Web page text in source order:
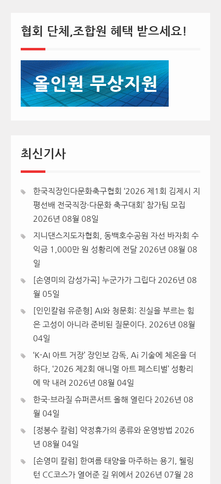
협회 단체,조합원 혜택 받으세요!
최신기사
한국직장인다문화축구협회 ‘2026 제1회 김제시 지
평선배 전국직장·다문화 축구대회’ 참가팀 모집
2026년 08월 08일
지니댄스지도자협회, 동백호수공원 자선 바자회 수
익금 1,000만 원 성황리에 전달 2026년 08월 08
일
[손영미의 감성가곡] 누군가가 그립다 2026년 08
월 05일
[인인칼럼 유준형] AI와 청문회: 진실을 부르는 힘
은 고성이 아니라 준비된 질문이다.
2026년 08월
04일
‘K-AI 아트 거장’ 장인보 감독, Ai 기술에 체온을 더
하다, ‘2026 제2회 애니멀 아트 페스티벌’ 성황리
에 막 내려 2026년 08월 04일
한국·브라질 슈퍼콘서트 올해 열린다 2026년 08
월 04일
[정봉수 칼럼] 약정휴가의 종류와 운영방법 2026
년 08월 04일
[손영미 칼럼] 한여름 태양을 마주하는 용기, 웰링
턴 CC코스가 열어준 길 위에서 2026년 07월 28